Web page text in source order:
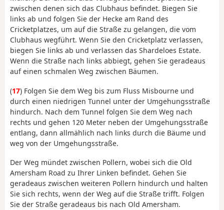
zwischen denen sich das Clubhaus befindet. Biegen Sie
links ab und folgen Sie der Hecke am Rand des
Cricketplatzes, um auf die Straße zu gelangen, die vom
Clubhaus wegführt. Wenn Sie den Cricketplatz verlassen,
biegen Sie links ab und verlassen das Shardeloes Estate.
Wenn die Straße nach links abbiegt, gehen Sie geradeaus
auf einen schmalen Weg zwischen Bäumen.
(17) Folgen Sie dem Weg bis zum Fluss Misbourne und
durch einen niedrigen Tunnel unter der Umgehungsstraße
hindurch. Nach dem Tunnel folgen Sie dem Weg nach
rechts und gehen 120 Meter neben der Umgehungsstraße
entlang, dann allmählich nach links durch die Bäume und
weg von der Umgehungsstraße.
Der Weg mündet zwischen Pollern, wobei sich die Old
Amersham Road zu Ihrer Linken befindet. Gehen Sie
geradeaus zwischen weiteren Pollern hindurch und halten
Sie sich rechts, wenn der Weg auf die Straße trifft. Folgen
Sie der Straße geradeaus bis nach Old Amersham.